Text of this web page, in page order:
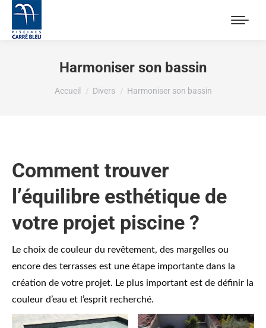
Harmoniser son bassin
Vous êtes ici :
Accueil Divers Harmoniser son bassin
Comment trouver
l’équilibre esthétique de
votre projet piscine ?
Le choix de couleur du revêtement, des margelles ou
encore des terrasses est une étape importante dans la
création de votre projet. Le plus important est de définir la
couleur d’eau et l’esprit recherché.